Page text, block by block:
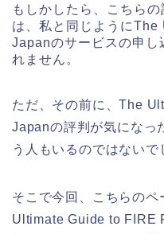
もしかしたら、こちら
は、私と同じように
Japanのサービスの申し
れません。
ただ、その前に、The
Japanの評判が気になっ
う人もいるのではないで
そこで今回、こちらの
Ultimate Guide to FIRE